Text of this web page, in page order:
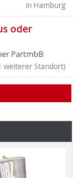
in Hamburg
oder
PartmbB
weiterer Standort)